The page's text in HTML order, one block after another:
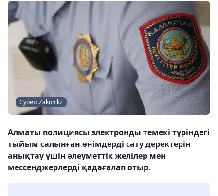
Сурет: Zakon.kz
Алматы полициясы электронды темекі түріндегі
тыйым салынған өнімдерді сату деректерін
анықтау үшін әлеуметтік желілер мен
мессенджерлерді қадағалап отыр.